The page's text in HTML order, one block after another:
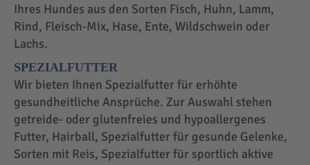
Ihres Hundes aus den Sorten Fisch, Huhn, Lamm,
Rind, Fleisch-Mix, Hase, Ente, Wildschwein oder
Lachs.
SPEZIALFUTTER
Wir bieten Ihnen Spezialfutter für erhöhte
gesundheitliche Ansprüche. Zur Auswahl stehen
getreide- oder glutenfreies und hypoallergenes
Futter, Hairball, Spezialfutter für gesunde Gelenke,
Sorten mit Reis, Spezialfutter für sportlich aktive